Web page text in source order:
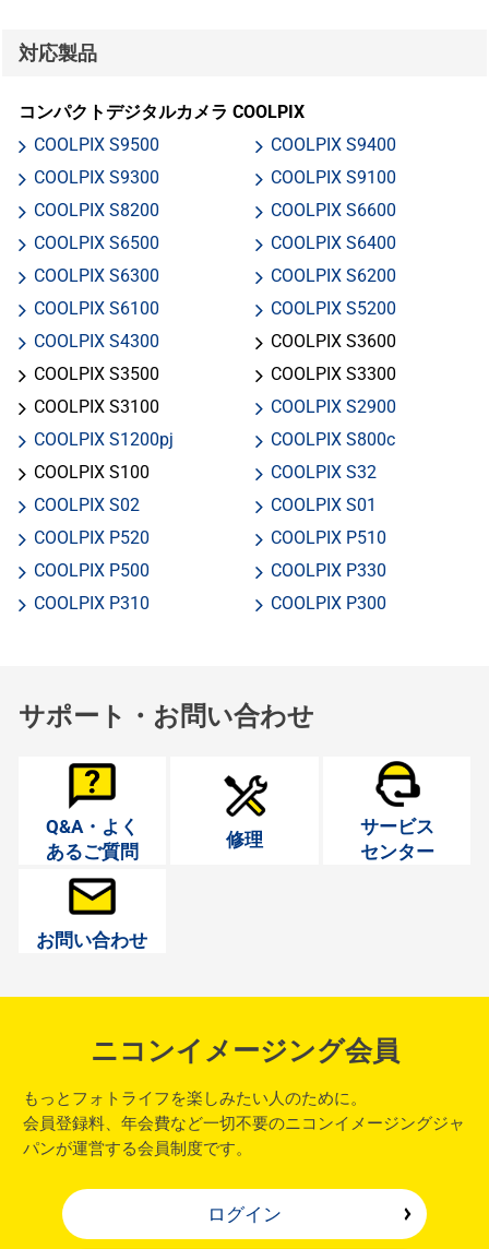
対応製品
コンパクトデジタルカメラ COOLPIX
COOLPIX S9500
COOLPIX S9400
COOLPIX S9300
COOLPIX S9100
COOLPIX S8200
COOLPIX S6600
COOLPIX S6500
COOLPIX S6400
COOLPIX S6300
COOLPIX S6200
COOLPIX S6100
COOLPIX S5200
COOLPIX S4300
COOLPIX S3600
COOLPIX S3500
COOLPIX S3300
COOLPIX S3100
COOLPIX S2900
COOLPIX S1200pj
COOLPIX S800c
COOLPIX S100
COOLPIX S32
COOLPIX S02
COOLPIX S01
COOLPIX P520
COOLPIX P510
COOLPIX P500
COOLPIX P330
COOLPIX P310
COOLPIX P300
サポート・お問い合わせ
Q&A・よく
あるご質問
修理
サービス
センター
お問い合わせ
ニコンイメージング会員
もっとフォトライフを楽しみたい人のために。
会員登録料、年会費など一切不要のニコンイメージングジャ
パンが運営する会員制度です。
ログイン